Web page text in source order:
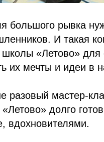
большого рывка
И такая
школы «Летово»
их мечты и идеи в
разовый мастер-
«Летово» долго
вдохновителями.